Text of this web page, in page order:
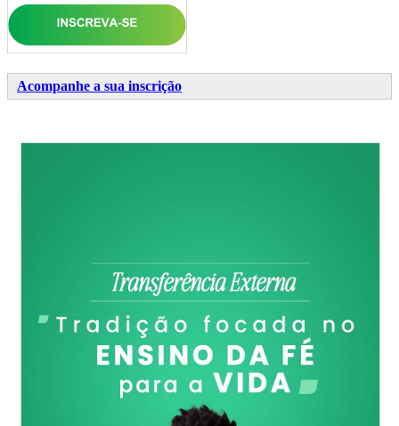
Acompanhe a sua inscrição